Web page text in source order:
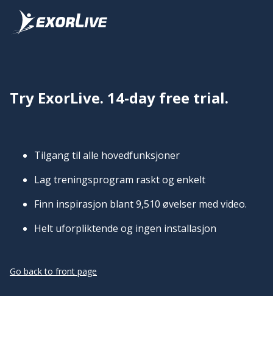
Try ExorLive. 14-day free trial.
Tilgang til alle hovedfunksjoner
Lag treningsprogram raskt og enkelt
Finn inspirasjon blant 9,510 øvelser med video.
Helt uforpliktende og ingen installasjon
Go back to front page